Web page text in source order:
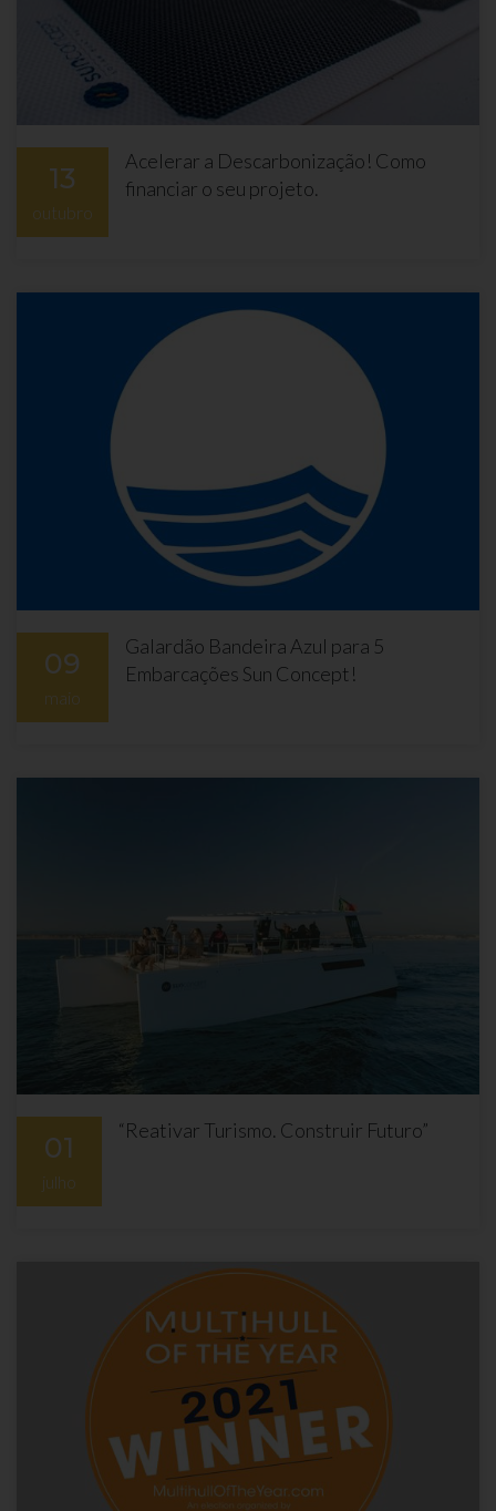
13
outubro
Acelerar a Descarbonização! Como
financiar o seu projeto.
09
maio
Galardão Bandeira Azul para 5
Embarcações Sun Concept!
01
julho
“Reativar Turismo. Construir Futuro”